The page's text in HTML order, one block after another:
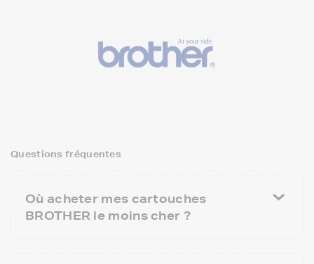
Questions fréquentes
Où acheter mes cartouches
BROTHER le moins cher ?